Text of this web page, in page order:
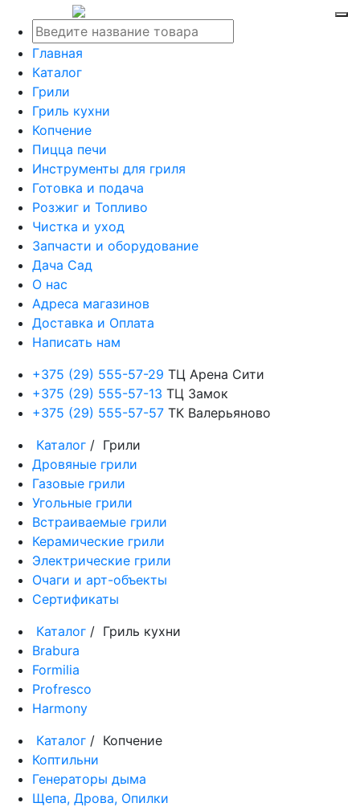
Главная
Каталог
Грили
Гриль кухни
Копчение
Пицца печи
Инструменты для гриля
Готовка и подача
Розжиг и Топливо
Чистка и уход
Запчасти и оборудование
Дача Сад
О нас
Адреса магазинов
Доставка и Оплата
Написать нам
+375 (29) 555-57-29 ТЦ Арена Сити
+375 (29) 555-57-13 ТЦ Замок
+375 (29) 555-57-57 ТК Валерьяново
Каталог / Грили
Дровяные грили
Газовые грили
Угольные грили
Встраиваемые грили
Керамические грили
Электрические грили
Очаги и арт-объекты
Сертификаты
Каталог / Гриль кухни
Brabura
Formilia
Profresco
Harmony
Каталог / Копчение
Коптильни
Генераторы дыма
Щепа, Дрова, Опилки